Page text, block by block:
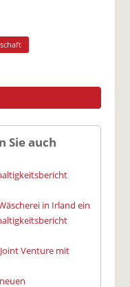
Sie auch
in Irland ein
Venture mit